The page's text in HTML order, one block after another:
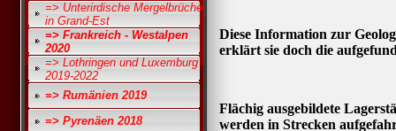
=> Unterirdische Mergelbrüche
in Grand-Est
=> Frankreich - Westalpen
2020
=> Lothringen und Luxemburg
2019-2022
=> Rumänien 2019
=> Pyrenäen 2018
Diese Information zur
erklärt sie doch die
Flächig ausgebildete
werden in Strecken